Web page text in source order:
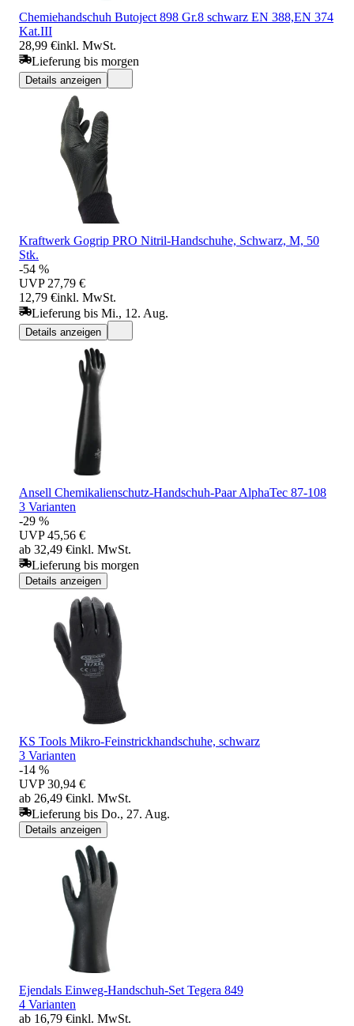
Chemiehandschuh Butoject 898 Gr.8 schwarz EN 388,EN 374
Kat.III
28,99 €inkl. MwSt.
Lieferung bis morgen
Details anzeigen
Kraftwerk Gogrip PRO Nitril-Handschuhe, Schwarz, M, 50
Stk.
-54 %
UVP 27,79 €
12,79 €inkl. MwSt.
Lieferung bis Mi., 12. Aug.
Details anzeigen
Ansell Chemikalienschutz-Handschuh-Paar AlphaTec 87-108
3 Varianten
-29 %
UVP 45,56 €
ab 32,49 €inkl. MwSt.
Lieferung bis morgen
Details anzeigen
KS Tools Mikro-Feinstrickhandschuhe, schwarz
3 Varianten
-14 %
UVP 30,94 €
ab 26,49 €inkl. MwSt.
Lieferung bis Do., 27. Aug.
Details anzeigen
Ejendals Einweg-Handschuh-Set Tegera 849
4 Varianten
ab 16,79 €inkl. MwSt.